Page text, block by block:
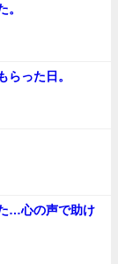
った日。
…心の声で助け